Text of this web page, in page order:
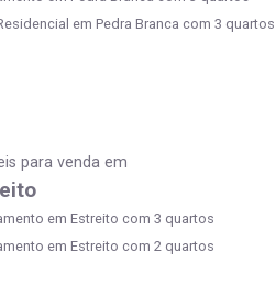
em Pedra Branca com 3 quartos
para venda em
em Estreito com 3 quartos
em Estreito com 2 quartos